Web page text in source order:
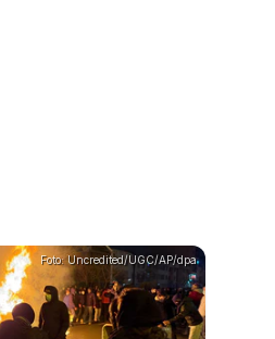
Foto: Uncredited/UGC/AP/dpa